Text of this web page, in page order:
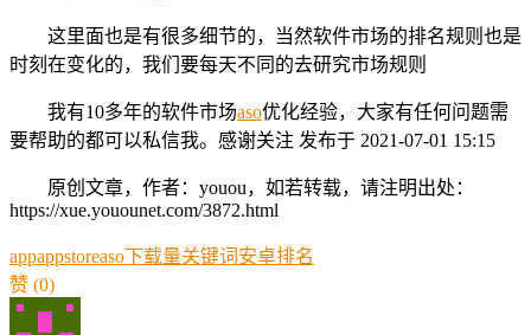
这里面也是有很多细节的，当然软件市场的排名规则也是
时刻在变化的，我们要每天不同的去研究市场规则
我有10多年的软件市场aso优化经验，大家有任何问题需
要帮助的都可以私信我。感谢关注 发布于 2021-07-01 15:15
原创文章，作者：youou，如若转载，请注明出处：
https://xue.youounet.com/3872.html
appappstoreaso下载量关键词 安卓排名
赞 (0)